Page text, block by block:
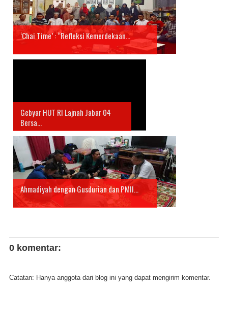
‘Chai Time’ : “Refleksi Kemerdekaan...
Gebyar HUT RI Lajnah Jabar 04
Bersa...
Ahmadiyah dengan Gusdurian dan PMII...
0 komentar:
Catatan: Hanya anggota dari blog ini yang dapat mengirim komentar.